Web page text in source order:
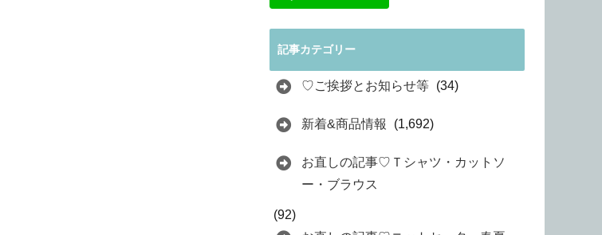
記事カテゴリー
♡ご挨拶とお知らせ等 (34)
新着&商品情報 (1,692)
お直しの記事♡Ｔシャツ・カットソ
ー・ブラウス
(92)